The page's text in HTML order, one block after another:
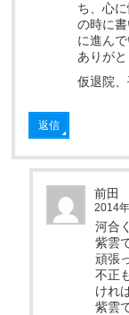
ち、心
の時に
に進ん
ありが
仮退院
返信
前田
2014
河合
紫雲
頑張
不正
けれ
紫雲